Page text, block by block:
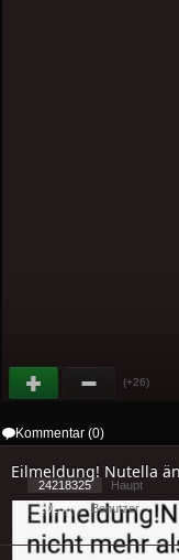
(+26)
Kommentar (0)
Eilmeldung! Nutella
24218325 Haupt
20258
Benutzer